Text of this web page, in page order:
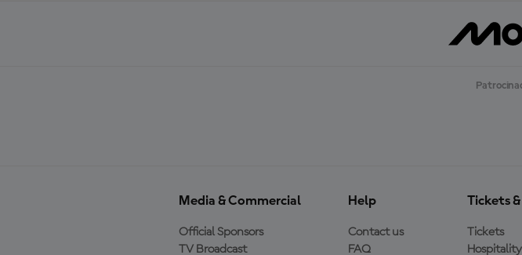
Media & Commercial
Official Sponsors
TV Broadcast
Help
Contact us
FAQ
Tickets
Tickets
Hospitality